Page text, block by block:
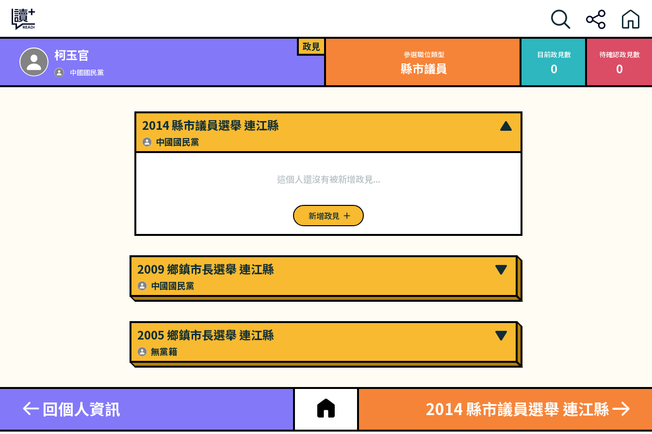
柯玉官
中國國民黨
政見
參選職位類型
縣市議員
目前政見數
0
待確認政見數
0
2014 縣市議員選舉 連江縣
中國國民黨
這個人還沒有被新增政見...
新增政見
2009 鄉鎮市長選舉 連江縣
中國國民黨
2005 鄉鎮市長選舉 連江縣
無黨籍
回個人資訊 2014 縣市議員選舉 連江縣